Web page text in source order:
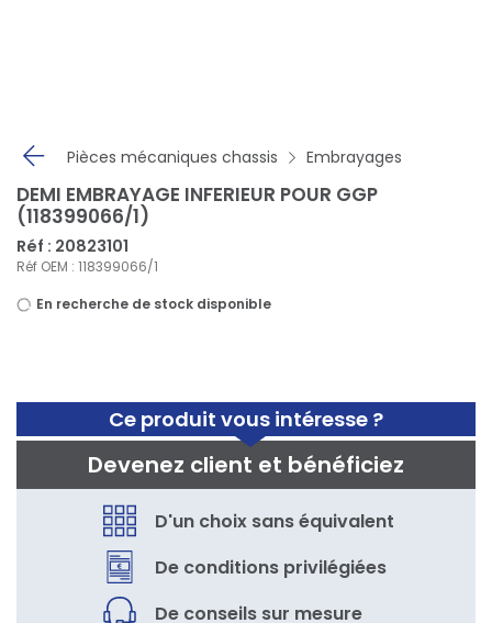
Pièces mécaniques chassis Embrayages
Ce produit vous intéresse ?
Devenez client et bénéficiez
D'un choix sans équivalent
De conditions privilégiées
De conseils sur mesure
DEMI EMBRAYAGE INFERIEUR POUR GGP
(118399066/1)
Réf : 20823101
Réf OEM : 118399066/1
En recherche de stock disponible